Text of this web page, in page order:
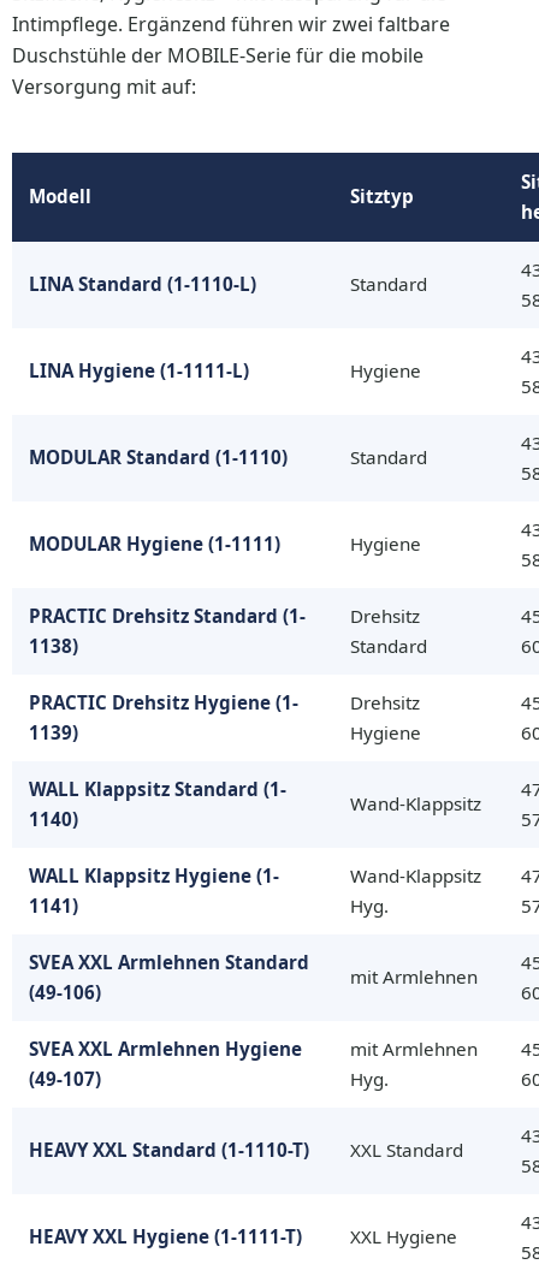
Intimpflege. Ergänzend führen wir zwei faltbare
Duschstühle der MOBILE-Serie für die mobile
Versorgung mit auf:
Modell Sitztyp
LINA Standard (1-1110-L) Standard
LINA Hygiene (1-1111-L) Hygiene
MODULAR Standard (1-1110) Standard
MODULAR Hygiene (1-1111) Hygiene
PRACTIC Drehsitz Standard (1-
1138)
Drehsitz
Standard
PRACTIC Drehsitz Hygiene (1-
1139)
Drehsitz
Hygiene
WALL Klappsitz Standard (1-
1140)
Wand-Klappsitz
WALL Klappsitz Hygiene (1-
1141)
Wand-Klappsitz
Hyg.
SVEA XXL Armlehnen Standard
(49-106)
mit Armlehnen
SVEA XXL Armlehnen Hygiene
(49-107)
mit Armlehnen
Hyg.
HEAVY XXL Standard (1-1110-T) XXL Standard
HEAVY XXL Hygiene (1-1111-T) XXL Hygiene